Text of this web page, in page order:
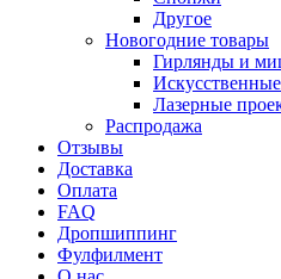
Другое
Новогодние товары
Гирлянды и
Лазерные
Распродажа
Отзывы
Доставка
Оплата
FAQ
Дропшиппинг
Фулфилмент